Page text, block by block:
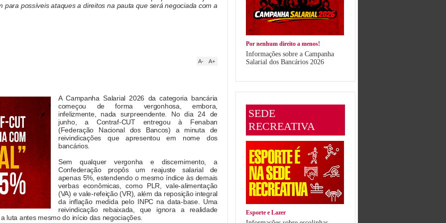
para possíveis ataques a direitos na pauta que será negociada com a
A+
A-
A Campanha Salarial 2026 da categoria bancária
começou de forma vergonhosa, embora,
infelizmente, nada surpreendente. No dia 24 de
junho, a Contraf-CUT entregou à Fenaban
(Federação Nacional dos Bancos) a minuta de
reivindicações que apresentou em nome dos
bancários.
Sem qualquer vergonha e discernimento, a
Confederação propôs um reajuste salarial de
apenas 5%, estendendo o mesmo índice às demais
verbas econômicas, como PLR, vale-alimentação
(VA) e vale-refeição (VR), além da reposição integral
da inflação medida pelo INPC na data-base. Uma
reivindicação rebaixada, que ignora a realidade
luta antes mesmo do início das negociações.
Por nenhum direito a menos!
Informações sobre a Campanha
Salarial dos Bancários 2026
SEDE
RECREATIVA
Esporte e Lazer